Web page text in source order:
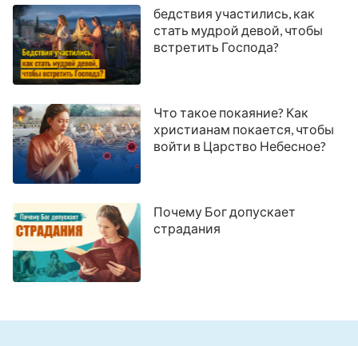
бедствия участились, как
стать мудрой девой, чтобы
встретить Господа?
Что такое покаяние? Как
христианам покается, чтобы
войти в Царство Небесное?
Почему Бог допускает
страдания